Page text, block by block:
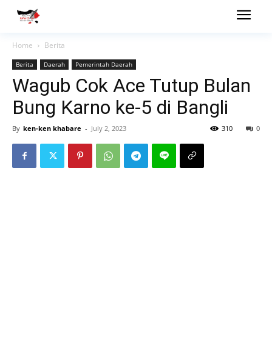
Home Berita
Berita Daerah Pemerintah Daerah
Wagub Cok Ace Tutup Bulan
Bung Karno ke-5 di Bangli
By ken-ken khabare - July 2, 2023 0
310